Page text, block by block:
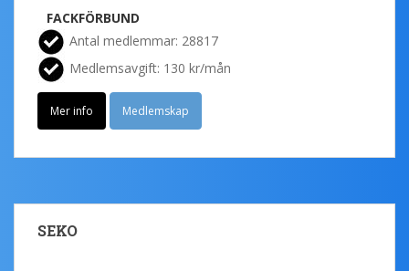
FACKFÖRBUND
Antal medlemmar: 28817
Medlemsavgift: 130 kr/mån
Mer info Medlemskap
SEKO